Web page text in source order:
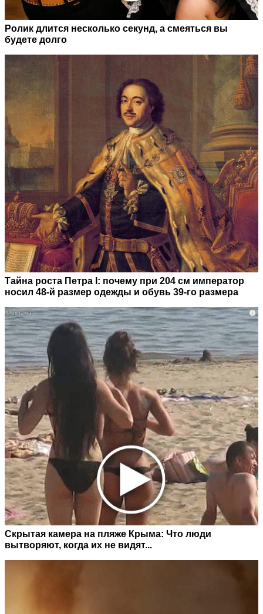
Ролик длится несколько секунд, а смеяться вы
будете долго
Тайна роста Петра I: почему при 204 см император
носил 48-й размер одежды и обувь 39-го размера
i
Скрытая камера на пляже Крыма: Что люди
вытворяют, когда их не видят...